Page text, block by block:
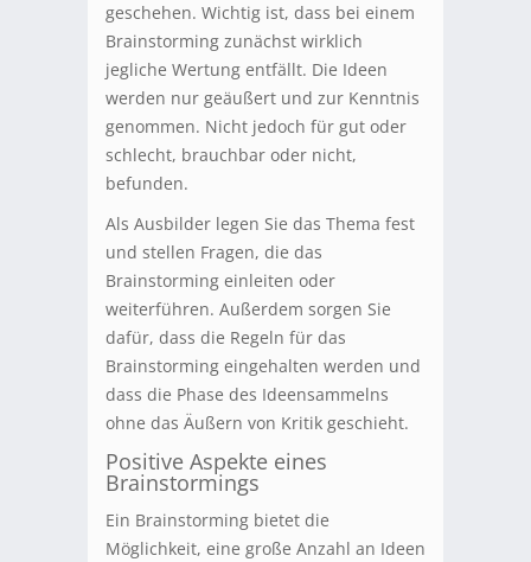
geschehen. Wichtig ist, dass bei einem
Brainstorming zunächst wirklich
jegliche Wertung entfällt. Die Ideen
werden nur geäußert und zur Kenntnis
genommen. Nicht jedoch für gut oder
schlecht, brauchbar oder nicht,
befunden.
Als Ausbilder legen Sie das Thema fest
und stellen Fragen, die das
Brainstorming einleiten oder
weiterführen. Außerdem sorgen Sie
dafür, dass die Regeln für das
Brainstorming eingehalten werden und
dass die Phase des Ideensammelns
ohne das Äußern von Kritik geschieht.
Positive Aspekte eines
Brainstormings
Ein Brainstorming bietet die
Möglichkeit, eine große Anzahl an Ideen